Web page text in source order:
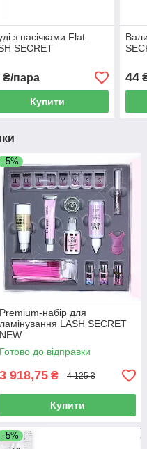
з насічками Flat.
SECRET
₴/пара
Купити
44
–5%
Premium-набір для
ламінування LASH SECRET
NEW
Готово до відправки
3 918,75 ₴ 4 125 ₴
Купити
–5%